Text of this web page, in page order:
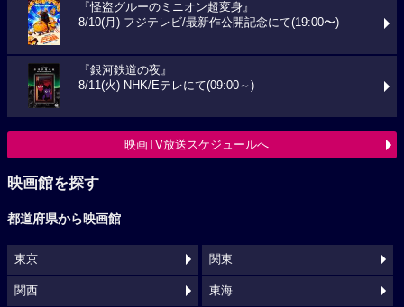
『怪盗グルーのミニオン超変身』
8/10(月) フジテレビ/最新作公開記念にて(19:00〜)
『銀河鉄道の夜』
8/11(火) NHK/Eテレにて(09:00～)
映画TV放送スケジュールへ
映画館を探す
都道府県から映画館
東京 関東
関西 東海